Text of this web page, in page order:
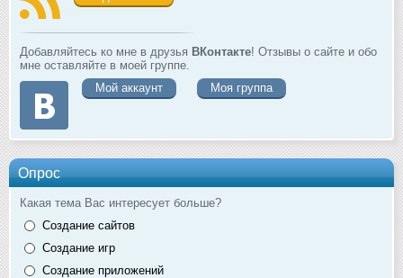
Добавляйтесь ко мне в друзья ВКонтакте! Отзывы о сайте и обо
мне оставляйте в моей группе.
Мой аккаунт
Моя группа
Опрос
Какая тема Вас интересует больше?
Создание сайтов
Создание игр
Создание приложений